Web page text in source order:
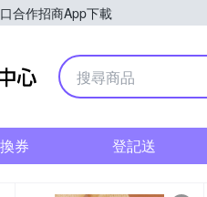
合作招商App下載
Yahoo購物中心
券 登記送